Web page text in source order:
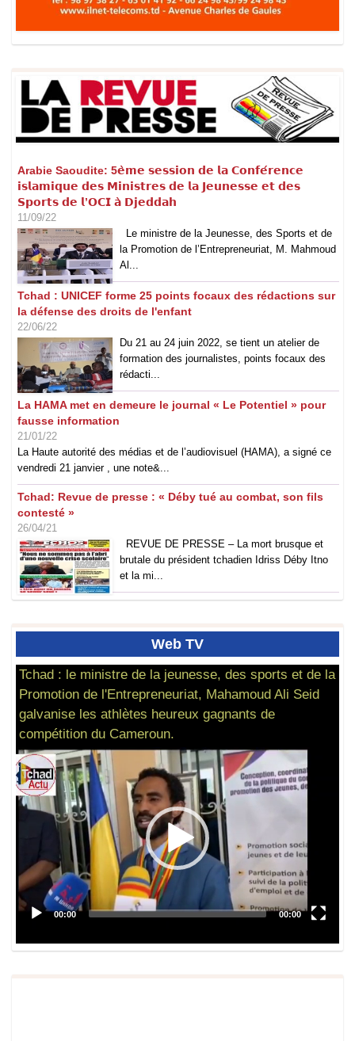
Arabie Saoudite: 5𝗲̀𝗺𝗲 𝘀𝗲𝘀𝘀𝗶𝗼𝗻 𝗱𝗲 𝗹𝗮 𝗖𝗼𝗻𝗳𝗲́𝗿𝗲𝗻𝗰𝗲
𝗶𝘀𝗹𝗮𝗺𝗶𝗾𝘂𝗲 𝗱𝗲𝘀 𝗠𝗶𝗻𝗶𝘀𝘁𝗿𝗲𝘀 𝗱𝗲 𝗹𝗮 𝗝𝗲𝘂𝗻𝗲𝘀𝘀𝗲 𝗲𝘁 𝗱𝗲𝘀
𝗦𝗽𝗼𝗿𝘁𝘀 𝗱𝗲 𝗹’𝗢𝗖𝗜 𝗮̀ 𝗗𝗷𝗲𝗱𝗱𝗮𝗵
11/09/22
Le ministre de la Jeunesse, des Sports et de
la Promotion de l’Entrepreneuriat, M. Mahmoud
Al...
Tchad : UNICEF forme 25 points focaux des rédactions sur
la défense des droits de l'enfant
22/06/22
Du 21 au 24 juin 2022, se tient un atelier de
formation des journalistes, points focaux des
rédacti...
La HAMA met en demeure le journal « Le Potentiel » pour
fausse information
21/01/22
La Haute autorité des médias et de l’audiovisuel (HAMA), a signé ce
vendredi 21 janvier , une note&...
Tchad: Revue de presse : « Déby tué au combat, son fils
contesté »
26/04/21
REVUE DE PRESSE – La mort brusque et
brutale du président tchadien Idriss Déby Itno
et la mi...
Web TV
Tchad : le ministre de la jeunesse, des sports et de la
Promotion de l'Entrepreneuriat, Mahamoud Ali Seid
galvanise les athlètes heureux gagnants de
compétition du Cameroun.